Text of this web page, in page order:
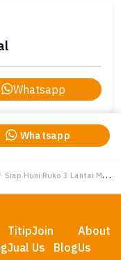
Whatsapp
Whatsapp
Siap Huni Ruko 3 Lantai M Square Cibaduyut
Titip
Jual
Join
Us
Blog
About
Us